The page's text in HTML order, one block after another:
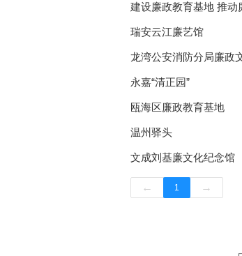
建设廉政教育基地 推动
瑞安云江廉艺馆
龙湾公安消防分局廉政
永嘉“清正园”
瓯海区廉政教育基地
温州驿头
文成刘基廉文化纪念馆
← 1 →